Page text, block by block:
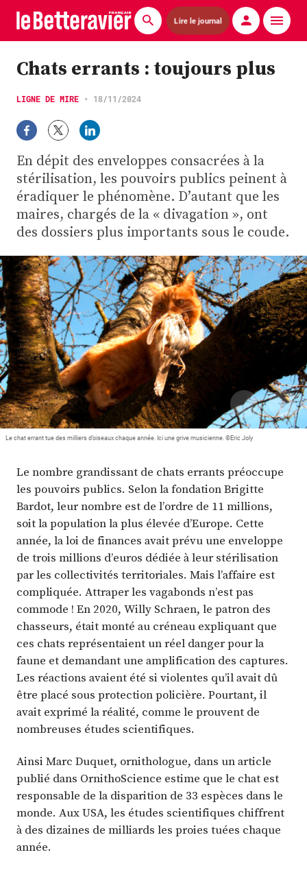
Lire le journal
Actualités
Économie
Agronomie
Matériels
La technique ITB
Pommes de terre
Guides pratiques
Chasse
Plus
Abonnez-vous
Chats errants : toujours plus
LIGNE DE MIRE • 18/11/2024
En dépit des enveloppes consacrées à la
stérilisation, les pouvoirs publics peinent à
éradiquer le phénomène. D’autant que les
maires, chargés de la « divagation », ont
des dossiers plus importants sous le coude.
Le chat errant tue des milliers d’oiseaux chaque année. Ici une grive musicienne. ©Eric Joly
Le nombre grandissant de chats errants préoccupe
les pouvoirs publics. Selon la fondation Brigitte
Bardot, leur nombre est de l’ordre de 11 millions,
soit la population la plus élevée d’Europe. Cette
année, la loi de finances avait prévu une enveloppe
de trois millions d’euros dédiée à leur stérilisation
par les collectivités territoriales. Mais l’affaire est
compliquée. Attraper les vagabonds n’est pas
commode ! En 2020, Willy Schraen, le patron des
chasseurs, était monté au créneau expliquant que
ces chats représentaient un réel danger pour la
faune et demandant une amplification des captures.
Les réactions avaient été si violentes qu’il avait dû
être placé sous protection policière. Pourtant, il
avait exprimé la réalité, comme le prouvent de
nombreuses études scientifiques.
Ainsi Marc Duquet, ornithologue, dans un article
publié dans OrnithoScience estime que le chat est
responsable de la disparition de 33 espèces dans le
monde. Aux USA, les études scientifiques chiffrent
à des dizaines de milliards les proies tuées chaque
année.